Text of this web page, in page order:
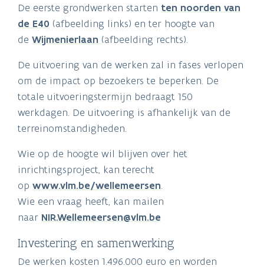
De eerste grondwerken starten ten noorden van
de E40 (afbeelding links) en ter hoogte van
de Wijmenierlaan (afbeelding rechts).
De uitvoering van de werken zal in fases verlopen
om de impact op bezoekers te beperken. De
totale uitvoeringstermijn bedraagt 150
werkdagen. De uitvoering is afhankelijk van de
terreinomstandigheden.
Wie op de hoogte wil blijven over het
inrichtingsproject, kan terecht
op www.vlm.be/wellemeersen.
Wie een vraag heeft, kan mailen
naar NIR.Wellemeersen@vlm.be
Investering en samenwerking
De werken kosten 1.496.000 euro en worden